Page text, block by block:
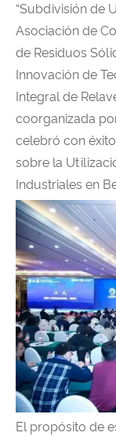
“Subdivisión de
Asociación de
de Residuos
Innovación de
Integral de
coorganizada
celebró con
sobre la
Industriales en
El propósito de